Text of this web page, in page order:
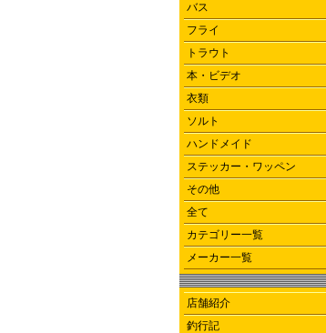
バス
フライ
トラウト
本・ビデオ
衣類
ソルト
ハンドメイド
ステッカー・ワッペン
その他
全て
カテゴリー一覧
メーカー一覧
店舗紹介
釣行記